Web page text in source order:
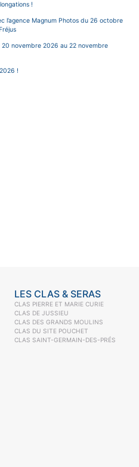
!
l’agence Magnum Photos du 26 octobre
20 novembre 2026 au 22 novembre
!
LES CLAS & SERAS
CLAS PIERRE ET MARIE CURIE
CLAS DE JUSSIEU
CLAS DES GRANDS MOULINS
CLAS DU SITE POUCHET
CLAS SAINT-GERMAIN-DES-PRÉS